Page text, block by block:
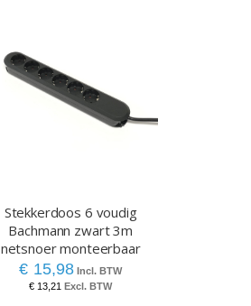
Stekkerdoos 6 voudig
Bachmann zwart 3m
netsnoer monteerbaar
€ 15,98
€ 13,21